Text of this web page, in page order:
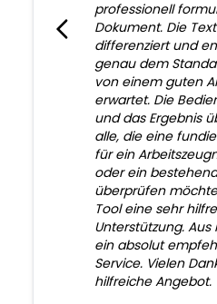
professionell
Dokument. Die
differenziert und
genau dem
von einem guten
erwartet. Die
und das Ergebnis
alle, die eine
für ein
oder ein
überprüfen
Tool eine sehr
Unterstützung. Aus
ein absolut
Service. Vielen
hilfreiche Angebot.